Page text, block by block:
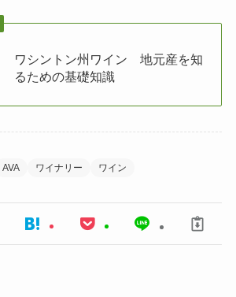
ワシントン州ワイン 地元産を知
るための基礎知識
AVA ワイナリー ワイン